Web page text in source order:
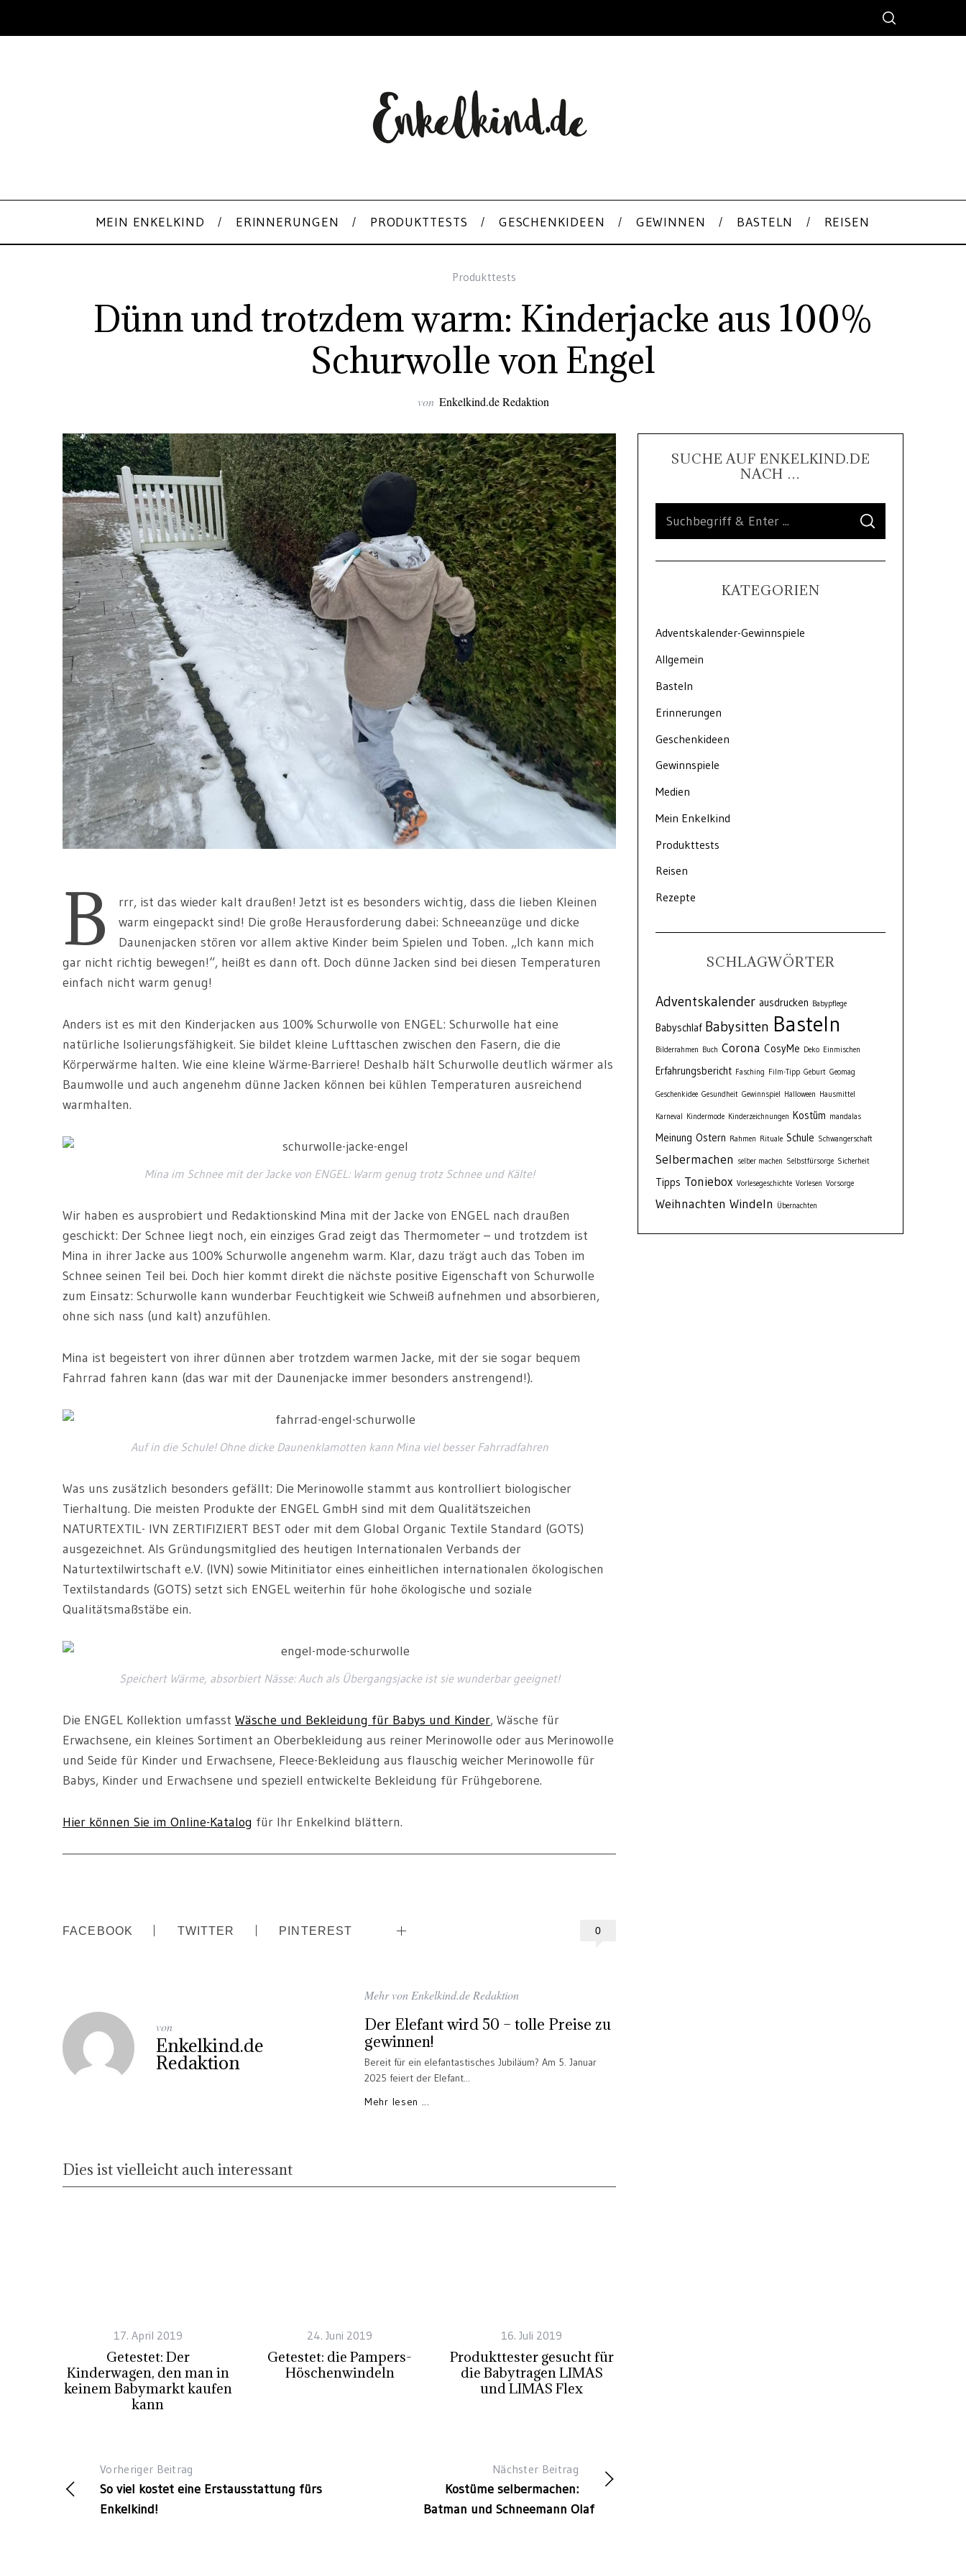
MEIN ENKELKIND ERINNERUNGEN PRODUKTTESTS GESCHENKIDEEN GEWINNEN BASTELN REISEN
Produkttests
Dünn und trotzdem warm: Kinderjacke aus 100%
Schurwolle von Engel
von Enkelkind.de Redaktion
B
rrr, ist das wieder kalt draußen! Jetzt ist es besonders wichtig, dass die lieben Kleinen
warm eingepackt sind! Die große Herausforderung dabei: Schneeanzüge und dicke
Daunenjacken stören vor allem aktive Kinder beim Spielen und Toben. „Ich kann mich
gar nicht richtig bewegen!“, heißt es dann oft. Doch dünne Jacken sind bei diesen Temperaturen
einfach nicht warm genug!
Anders ist es mit den Kinderjacken aus 100% Schurwolle von ENGEL: Schurwolle hat eine
natürliche Isolierungsfähigkeit. Sie bildet kleine Lufttaschen zwischen den Fasern, die die
Körperwärme halten. Wie eine kleine Wärme-Barriere! Deshalb hält Schurwolle deutlich wärmer als
Baumwolle und auch angenehm dünne Jacken können bei kühlen Temperaturen ausreichend
warmhalten.
Mina im Schnee mit der Jacke von ENGEL: Warm genug trotz Schnee und Kälte!
Wir haben es ausprobiert und Redaktionskind Mina mit der Jacke von ENGEL nach draußen
geschickt: Der Schnee liegt noch, ein einziges Grad zeigt das Thermometer – und trotzdem ist
Mina in ihrer Jacke aus 100% Schurwolle angenehm warm. Klar, dazu trägt auch das Toben im
Schnee seinen Teil bei. Doch hier kommt direkt die nächste positive Eigenschaft von Schurwolle
zum Einsatz: Schurwolle kann wunderbar Feuchtigkeit wie Schweiß aufnehmen und absorbieren,
ohne sich nass (und kalt) anzufühlen.
Mina ist begeistert von ihrer dünnen aber trotzdem warmen Jacke, mit der sie sogar bequem
Fahrrad fahren kann (das war mit der Daunenjacke immer besonders anstrengend!).
Auf in die Schule! Ohne dicke Daunenklamotten kann Mina viel besser Fahrradfahren
Was uns zusätzlich besonders gefällt: Die Merinowolle stammt aus kontrolliert biologischer
Tierhaltung. Die meisten Produkte der ENGEL GmbH sind mit dem Qualitätszeichen
NATURTEXTIL- IVN ZERTIFIZIERT BEST oder mit dem Global Organic Textile Standard (GOTS)
ausgezeichnet. Als Gründungsmitglied des heutigen Internationalen Verbands der
Naturtextilwirtschaft e.V. (IVN) sowie Mitinitiator eines einheitlichen internationalen ökologischen
Textilstandards (GOTS) setzt sich ENGEL weiterhin für hohe ökologische und soziale
Qualitätsmaßstäbe ein.
Speichert Wärme, absorbiert Nässe: Auch als Übergangsjacke ist sie wunderbar geeignet!
Die ENGEL Kollektion umfasst Wäsche und Bekleidung für Babys und Kinder, Wäsche für
Erwachsene, ein kleines Sortiment an Oberbekleidung aus reiner Merinowolle oder aus Merinowolle
und Seide für Kinder und Erwachsene, Fleece-Bekleidung aus flauschig weicher Merinowolle für
Babys, Kinder und Erwachsene und speziell entwickelte Bekleidung für Frühgeborene.
Hier können Sie im Online-Katalog für Ihr Enkelkind blättern.
0
FACEBOOK TWITTER PINTEREST
von
Enkelkind.de
Redaktion
Mehr von Enkelkind.de Redaktion
Der Elefant wird 50 – tolle Preise zu
gewinnen!
Bereit für ein elefantastisches Jubiläum? Am 5. Januar
2025 feiert der Elefant...
Mehr lesen ...
Dies ist vielleicht auch interessant
17. April 2019
Getestet: Der
Kinderwagen, den man in
keinem Babymarkt kaufen
kann
24. Juni 2019
Getestet: die Pampers-
Höschenwindeln
16. Juli 2019
Produkttester gesucht für
die Babytragen LIMAS
und LIMAS Flex
Vorheriger Beitrag
So viel kostet eine Erstausstattung fürs
Enkelkind!
Nächster Beitrag
Kostüme selbermachen:
Batman und Schneemann Olaf
SUCHE AUF ENKELKIND.DE
NACH …
KATEGORIEN
Adventskalender-Gewinnspiele
Allgemein
Basteln
Erinnerungen
Geschenkideen
Gewinnspiele
Medien
Mein Enkelkind
Produkttests
Reisen
Rezepte
SCHLAGWÖRTER
Adventskalender ausdrucken Babypflege
Babyschlaf Babysitten Basteln
Bilderrahmen Buch Corona CosyMe Deko Einmischen
Erfahrungsbericht Fasching Film-Tipp Geburt Geomag
Geschenkidee Gesundheit Gewinnspiel Halloween Hausmittel
Karneval Kindermode Kinderzeichnungen Kostüm mandalas
Meinung Ostern Rahmen Rituale Schule Schwangerschaft
Selbermachen selber machen Selbstfürsorge Sicherheit
Tipps Toniebox Vorlesegeschichte Vorlesen Vorsorge
Weihnachten Windeln Übernachten